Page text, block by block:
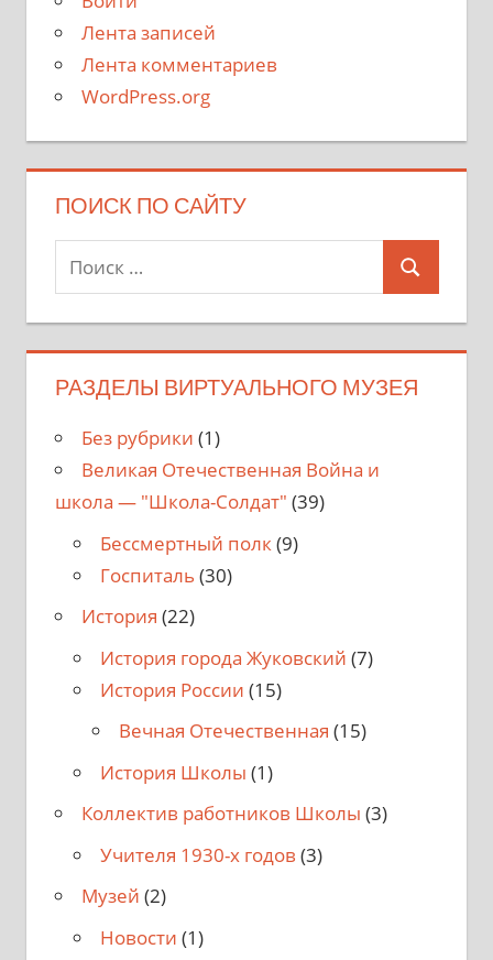
Лента записей
Лента комментариев
WordPress.org
ПОИСК ПО САЙТУ
Поиск
для:
Поиск
РАЗДЕЛЫ ВИРТУАЛЬНОГО МУЗЕЯ
Без рубрики (1)
Великая Отечественная Война и
школа — "Школа-Солдат" (39)
Бессмертный полк(9)
Госпиталь (30)
История (22)
История города Жуковский (7)
История России (15)
Вечная Отечественная (15)
История Школы (1)
Коллектив работников Школы (3)
Учителя 1930-х годов (3)
Музей (2)
Новости (1)